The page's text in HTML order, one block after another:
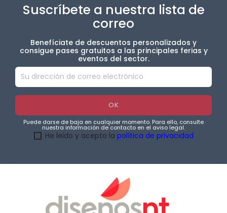
Suscríbete a nuestra lista de
correo
Benefíciate de descuentos personalizados y
consigue pases gratuitos a las principales ferias y
eventos del sector.
Puede darse de baja en cualquier momento. Para ello, consulte
nuestra información de contacto en el aviso legal.
He leido y acepto la política de privacidad